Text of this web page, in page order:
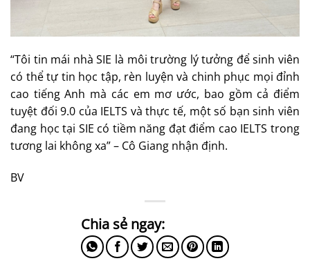
“Tôi tin mái nhà SIE là môi trường lý tưởng để sinh viên
có thể tự tin học tập, rèn luyện và chinh phục mọi đỉnh
cao tiếng Anh mà các em mơ ước, bao gồm cả điểm
tuyệt đối 9.0 của IELTS và thực tế, một số bạn sinh viên
đang học tại SIE có tiềm năng đạt điểm cao IELTS trong
tương lai không xa” – Cô Giang nhận định.
BV